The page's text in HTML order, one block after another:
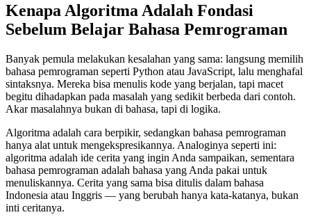
Kenapa Algoritma Adalah Fondasi
Sebelum Belajar Bahasa Pemrograman
Banyak pemula melakukan kesalahan yang sama: langsung memilih
bahasa pemrograman seperti Python atau JavaScript, lalu menghafal
sintaksnya. Mereka bisa menulis kode yang berjalan, tapi macet
begitu dihadapkan pada masalah yang sedikit berbeda dari contoh.
Akar masalahnya bukan di bahasa, tapi di logika.
Algoritma adalah cara berpikir, sedangkan bahasa pemrograman
hanya alat untuk mengekspresikannya. Analoginya seperti ini:
algoritma adalah ide cerita yang ingin Anda sampaikan, sementara
bahasa pemrograman adalah bahasa yang Anda pakai untuk
menuliskannya. Cerita yang sama bisa ditulis dalam bahasa
Indonesia atau Inggris — yang berubah hanya kata-katanya, bukan
inti ceritanya.